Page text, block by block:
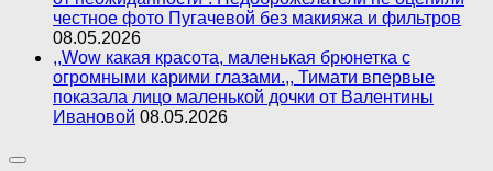
честное фото Пугачевой без макияжа и фильтров
08.05.2026
,,Wow какая красота, маленькая брюнетка с
огромными карими глазами.,, Тимати впервые
показала лицо маленькой дочки от Валентины
Ивановой 08.05.2026